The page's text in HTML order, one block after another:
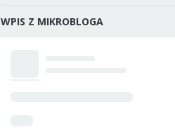
WPIS Z MIKROBLOGA